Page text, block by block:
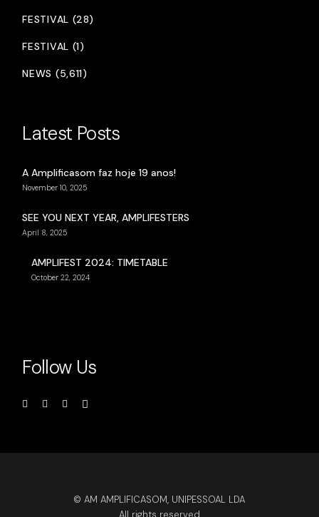
FESTIVAL (28)
FESTIVAL (1)
NEWS (5,611)
Latest Posts
A Amplificasom faz hoje 19 anos!
November 10, 2025
SEE YOU NEXT YEAR, AMPLIFESTERS
April 8, 2025
AMPLIFEST 2024: TIMETABLE
October 22, 2024
Follow Us
© AM AMPLIFICASOM, UNIPESSOAL LDA